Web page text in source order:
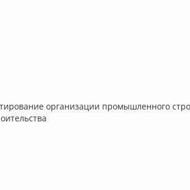
организации промышленного